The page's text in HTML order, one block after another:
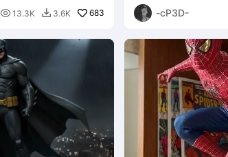
 13.3K  3.6K 683
-cP3D-